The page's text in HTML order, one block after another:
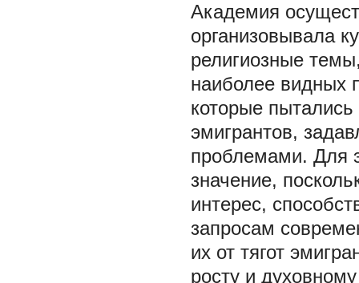
Академия
организовывала
религиозные
наиболее видных
которые пытались
эмигрантов,
проблемами. Для
значение,
интерес,
запросам
их от тягот
росту и